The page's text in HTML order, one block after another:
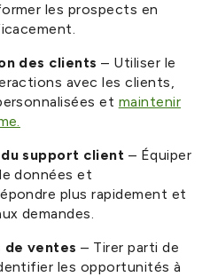
les prospects en
des clients – Utiliser le
avec les clients,
et maintenir
support client – Équiper
données et
plus rapidement et
demandes.
de ventes – Tirer parti de
les opportunités à